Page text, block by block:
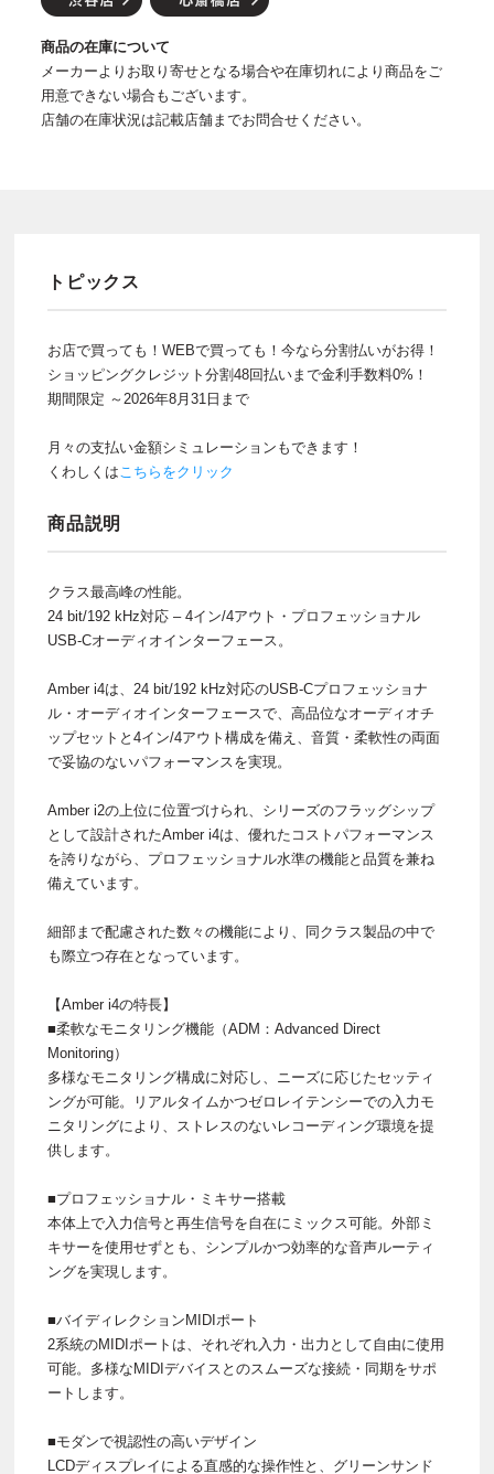
商品の在庫について
メーカーよりお取り寄せとなる場合や在庫切れにより商品をご
用意できない場合もございます。
店舗の在庫状況は記載店舗までお問合せください。
トピックス
お店で買っても！WEBで買っても！今なら分割払いがお得！
ショッピングクレジット分割48回払いまで金利手数料0%！
期間限定 ～2026年8月31日まで
月々の支払い金額シミュレーションもできます！
くわしくはこちらをクリック
商品説明
クラス最高峰の性能。
24 bit/192 kHz対応 – 4イン/4アウト・プロフェッショナル
USB-Cオーディオインターフェース。
Amber i4は、24 bit/192 kHz対応のUSB-Cプロフェッショナ
ル・オーディオインターフェースで、高品位なオーディオチ
ップセットと4イン/4アウト構成を備え、音質・柔軟性の両面
で妥協のないパフォーマンスを実現。
Amber i2の上位に位置づけられ、シリーズのフラッグシップ
として設計されたAmber i4は、優れたコストパフォーマンス
を誇りながら、プロフェッショナル水準の機能と品質を兼ね
備えています。
細部まで配慮された数々の機能により、同クラス製品の中で
も際立つ存在となっています。
【Amber i4の特長】
■柔軟なモニタリング機能（ADM：Advanced Direct
Monitoring）
多様なモニタリング構成に対応し、ニーズに応じたセッティ
ングが可能。リアルタイムかつゼロレイテンシーでの入力モ
ニタリングにより、ストレスのないレコーディング環境を提
供します。
■プロフェッショナル・ミキサー搭載
本体上で入力信号と再生信号を自在にミックス可能。外部ミ
キサーを使用せずとも、シンプルかつ効率的な音声ルーティ
ングを実現します。
■バイディレクションMIDIポート
2系統のMIDIポートは、それぞれ入力・出力として自由に使用
可能。多様なMIDIデバイスとのスムーズな接続・同期をサポ
ートします。
■モダンで視認性の高いデザイン
LCDディスプレイによる直感的な操作性と、グリーンサンド